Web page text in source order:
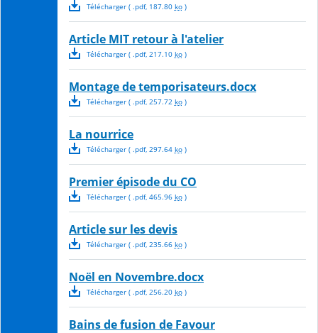
Télécharger( .pdf, 187.80 ko)
Article MIT retour à l'atelier
Télécharger( .pdf, 217.10 ko)
Montage de temporisateurs.docx
Télécharger( .pdf, 257.72 ko)
La nourrice
Télécharger( .pdf, 297.64 ko)
Premier épisode du CO
Télécharger( .pdf, 465.96 ko)
Article sur les devis
Télécharger( .pdf, 235.66 ko)
Noël en Novembre.docx
Télécharger( .pdf, 256.20 ko)
Bains de fusion de Favour